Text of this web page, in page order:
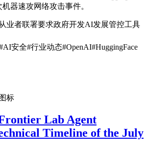
器速攻网络攻击事件。
业者联署要求政府开发AI发展管控工具
AI安全#行业动态#OpenAI#HuggingFace
Lab Agent
Timeline of the July